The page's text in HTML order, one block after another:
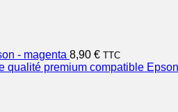
- magenta 8,90 € TTC
qualité premium compatible